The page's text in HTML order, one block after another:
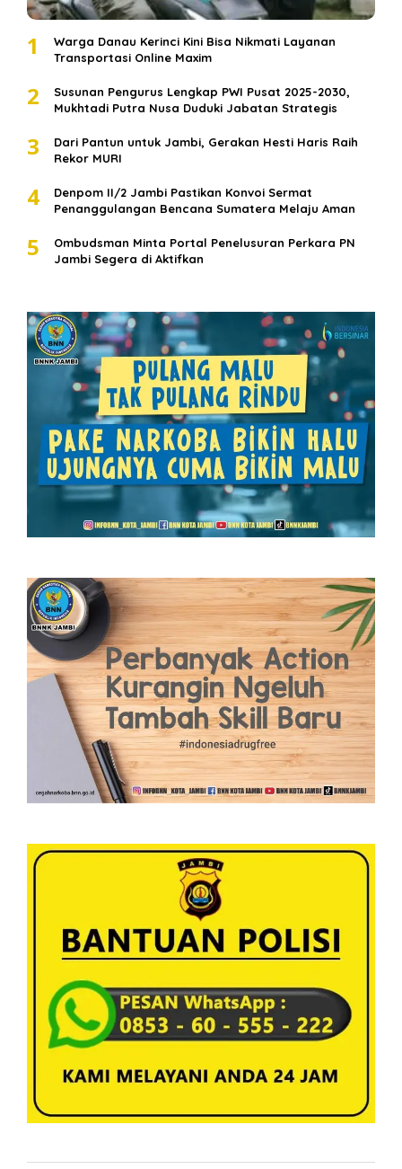
1
Warga Danau Kerinci Kini Bisa Nikmati Layanan
Transportasi Online Maxim
2
Susunan Pengurus Lengkap PWI Pusat 2025-2030,
Mukhtadi Putra Nusa Duduki Jabatan Strategis
3
Dari Pantun untuk Jambi, Gerakan Hesti Haris Raih
Rekor MURI
4
Denpom II/2 Jambi Pastikan Konvoi Sermat
Penanggulangan Bencana Sumatera Melaju Aman
5
Ombudsman Minta Portal Penelusuran Perkara PN
Jambi Segera di Aktifkan